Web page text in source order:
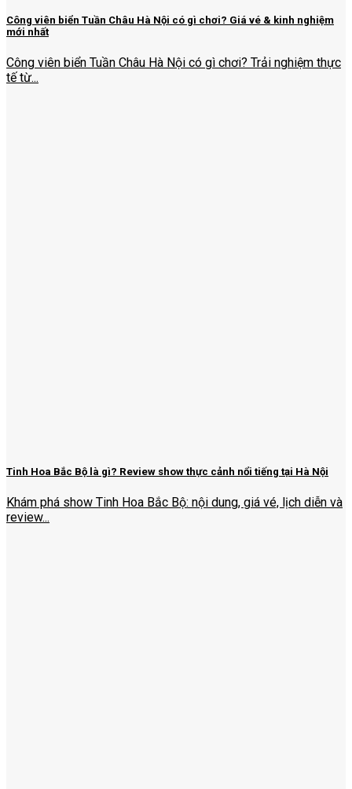
Công viên biển Tuần Châu Hà Nội có gì chơi? Giá vé & kinh nghiệm
mới nhất
Công viên biển Tuần Châu Hà Nội có gì chơi? Trải nghiệm thực
tế từ...
Tinh Hoa Bắc Bộ là gì? Review show thực cảnh nổi tiếng tại Hà Nội
Khám phá show Tinh Hoa Bắc Bộ: nội dung, giá vé, lịch diễn và
review...